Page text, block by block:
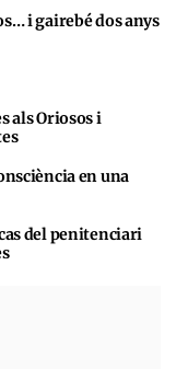
i gairebé dos anys
als Oriosos i
en una
del penitenciari